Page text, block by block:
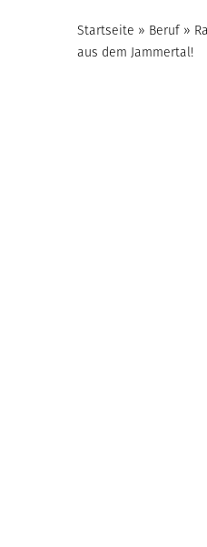
Startseite » Beruf»
aus dem Jammertal!